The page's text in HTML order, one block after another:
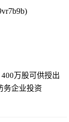
万股可供授出
务企业投资